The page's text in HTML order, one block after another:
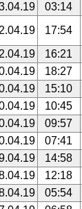
03:14
17:54
16:21
18:27
15:10
10:45
09:57
07:41
14:58
12:18
05:54